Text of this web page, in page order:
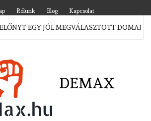
Rólunk Blog Kapcsolat
EGY JÓL MEGVÁLASZTOTT DOMAIN
DEMAX